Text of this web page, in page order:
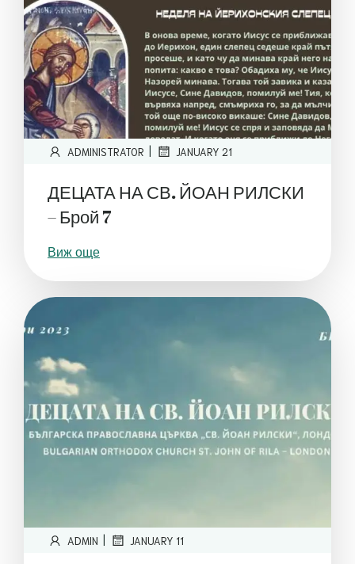
ADMINISTRATOR | JANUARY 21
ДЕЦАТА НА СВ. ЙОАН РИЛСКИ
– Брой 7
Виж още
ADMIN | JANUARY 11